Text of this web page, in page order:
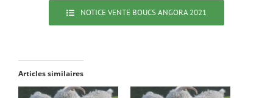
NOTICE VENTE BOUCS ANGORA 2021
Articles similaires